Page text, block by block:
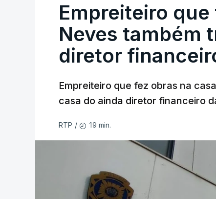
Empreiteiro
Neves também
diretor
Empreiteiro que fez obras na
casa do ainda diretor financeiro
RTP / 19 min.